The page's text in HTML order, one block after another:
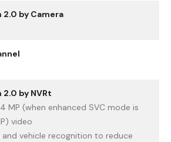
by Camera
by NVRt
MP (when enhanced SVC mode is
video
and vehicle recognition to reduce